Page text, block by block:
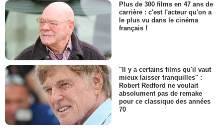
Plus de 300 films en 47 ans de
carrière : c'est l'acteur qu'on a
le plus vu dans le cinéma
français !
"Il y a certains films qu'il vaut
mieux laisser tranquilles" :
Robert Redford ne voulait
absolument pas de remake
pour ce classique des années
70